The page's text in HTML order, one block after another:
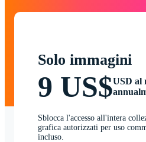
Solo immagini
9 US$USD al
Sblocca l'accesso all'intera
grafica autorizzati per uso
incluso.